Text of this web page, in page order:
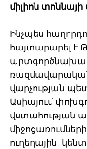
միլիոն
Ինչպես
հայտարարել է
ռազմավարական
վարչության
Ասիայում
վստահության
ուղեղային